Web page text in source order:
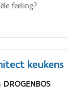
feeling?
keukens
DROGENBOS